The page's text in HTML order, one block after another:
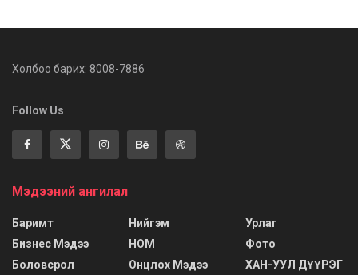
Холбоо барих: 8008-7886
Follow Us
Мэдээний ангилал
Баримт
Бизнес Мэдээ
Боловсрол
Нийгэм
НОМ
Онцлох Мэдээ
Урлаг
Фото
ХАН-УУЛ ДҮҮРЭГ